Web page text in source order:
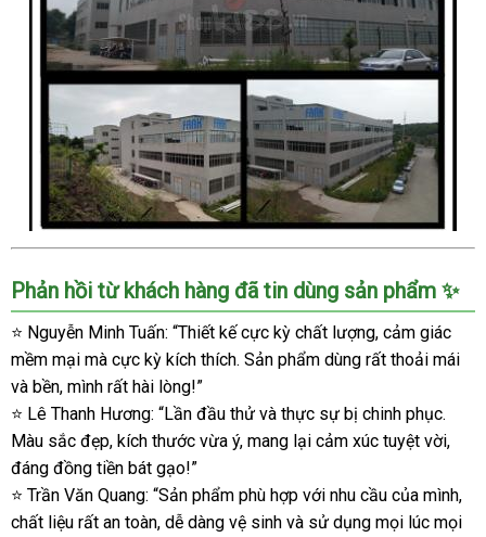
Dương
Vật
Giả
Siêu
To
Khủng
Long
Kích
Thích
Mạnh
Phản hồi từ khách hàng đã tin dùng sản phẩm ✨
⭐ Nguyễn Minh Tuấn: “Thiết kế cực kỳ chất lượng, cảm giác
mềm mại mà cực kỳ kích thích. Sản phẩm dùng rất thoải mái
và bền, mình rất hài lòng!”
⭐ Lê Thanh Hương: “Lần đầu thử và thực sự bị chinh phục.
Màu sắc đẹp, kích thước vừa ý, mang lại cảm xúc tuyệt vời,
đáng đồng tiền bát gạo!”
⭐ Trần Văn Quang: “Sản phẩm phù hợp với nhu cầu của mình,
chất liệu rất an toàn, dễ dàng vệ sinh và sử dụng mọi lúc mọi